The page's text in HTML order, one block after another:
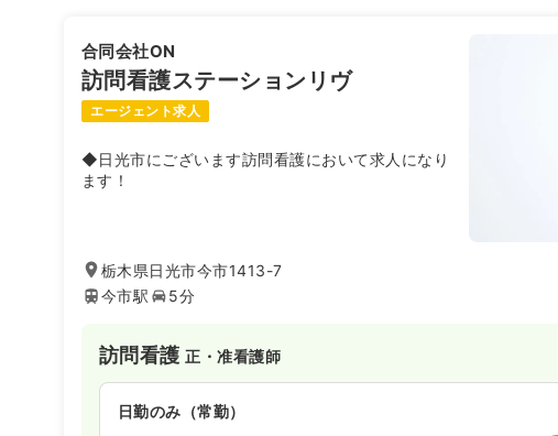
合同会社ON
訪問看護ステーションリヴ
エージェント求人
◆日光市にございます訪問看護において求人になり
ます！
栃木県日光市今市1413-7
今市駅
5分
訪問看護正・准看護師
日勤のみ（常勤）